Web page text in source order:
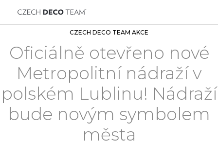
CZECH DECO TEAM AKCE
Oficiálně otevřeno nové
Metropolitní nádraží v
polském Lublinu! Nádraží
bude novým symbolem
města